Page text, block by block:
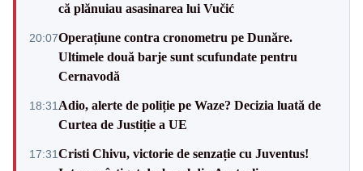
că plănuiau asasinarea lui Vučić
20:07Operațiune contra cronometru pe Dunăre.
Ultimele două barje sunt scufundate pentru
Cernavodă
18:31 Adio, alerte de poliție pe Waze? Decizia luată de
Curtea de Justiție a UE
17:31Cristi Chivu, victorie de senzație cu Juventus!